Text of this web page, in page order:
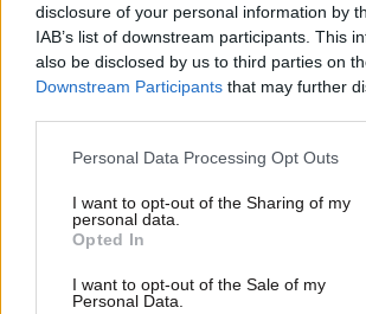
disclosure of your personal information by
IAB’s list of downstream participants. This
also be disclosed by us to third parties on
Downstream Participants that may further
Please note that this website/app uses one
not limited to your visit or usage behaviour.
grant or deny consent to Google and its
use your data for below specified purposes
consent section.
Personal Data Processing Opt Outs
I want to opt-out of the Sharing of my
personal data.
Opted In
I want to opt-out of the Sale of my
Personal Data.
Στον ΣΥΡΙΖΑ μαθαίνω πως
τρελά για αναβολή την ύστατη
συνεδρίου.Ρώτησα και μου είπαν
γνωστό εάν και πόσοι σύνεδροι
την περίφημη Επιτροπή
Στέφανος Κασσελάκης δεν θα το